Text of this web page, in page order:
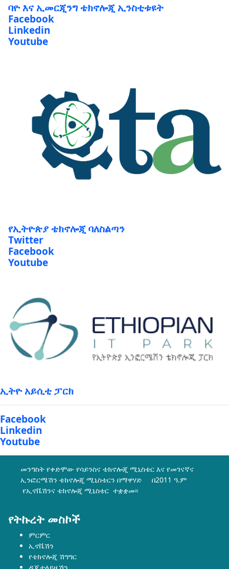
ባዮ እና ኢመርጂንግ ቴክኖሎጂ ኢንስቲቱዩት
Facebook
Linkedin
Youtube
የኢትዮጵያ ቴክኖሎጂ ባለስልጣን
Twitter
Facebook
Youtube
ኢትዮ አይሲቲ ፓርክ
Facebook
Linkedin
Youtube
መንግስት የቀድሞው የሳይንስና ቴክኖሎጂ ሚኒስቴር እና የመገናኛና
ኢንፎርሜሽን ቴክኖሎጂ ሚኒስቴርን በማዋሃድ በ2011 ዓ.ም
የኢኖቬሽንና ቴክኖሎጂ ሚኒስቴር ተቋቋመ፡፡
የትኩረት መስኮች
ምርምር
ኢኖቬሽን
የቴክኖሎጂ ሽግግር